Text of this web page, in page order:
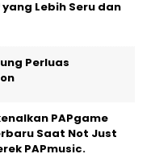
yang Lebih Seru dan
Perluas
PAPgame
Saat Not Just
PAPmusic.